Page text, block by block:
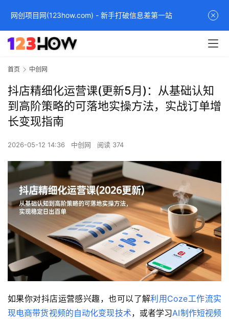
首页 中创网
抖店精细化运营课(更新5月)：从基础认知
到高阶策略的可落地实操方法，实战订单增
长变现指南
2026-05-12 14:36 中创网 阅读 374
如果你对抖店运营感兴趣，也可以了解利用Coze工作流实
现电商带货视频的自动化变现技术，或者学习AI制作短视频
网创项目网(123how.com) - 新手打破信息差第一站